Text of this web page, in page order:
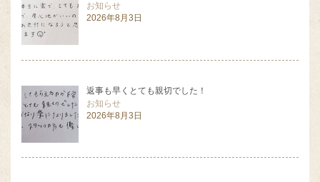
お知らせ
2026年8月3日
返事も早くとても親切でした！
お知らせ
2026年8月3日